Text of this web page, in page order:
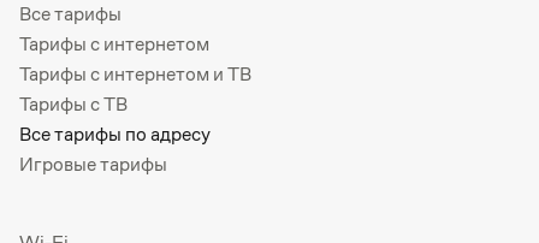
Все тарифы
Тарифы с интернетом
Тарифы с интернетом и ТВ
Тарифы с ТВ
Все тарифы по адресу
Игровые тарифы